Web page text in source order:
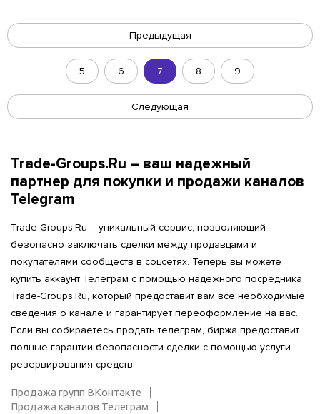
Предыдущая
5 6 7 8 9
Следующая
Trade-Groups.Ru – ваш надежный
партнер для покупки и продажи каналов
Telegram
Trade-Groups.Ru – уникальный сервис, позволяющий
безопасно заключать сделки между продавцами и
покупателями сообществ в соцсетях. Теперь вы можете
купить аккаунт Телеграм с помощью надежного посредника
Trade-Groups.Ru, который предоставит вам все необходимые
сведения о канале и гарантирует переоформление на вас.
Если вы собираетесь продать телеграм, биржа предоставит
полные гарантии безопасности сделки с помощью услуги
резервирования средств.
Продажа групп ВКонтакте
Продажа каналов Телеграм